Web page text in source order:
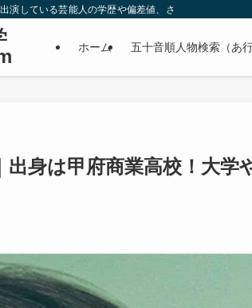
している芸能人の学歴や偏差値、さらに政治家やス
ホーム 五十音順人物検索（あ
身は甲府商業高校！大学